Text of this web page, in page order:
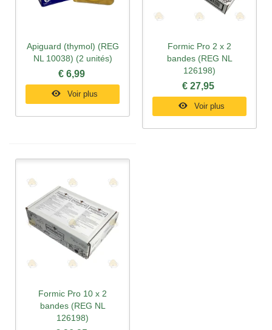
Apiguard (thymol) (REG
NL 10038) (2 unités)
€ 6,99
Voir plus
Formic Pro 2 x 2
bandes (REG NL
126198)
€ 27,95
Voir plus
Formic Pro 10 x 2
bandes (REG NL
126198)